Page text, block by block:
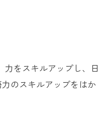
をスキルアップし、日
のスキルアップをはか